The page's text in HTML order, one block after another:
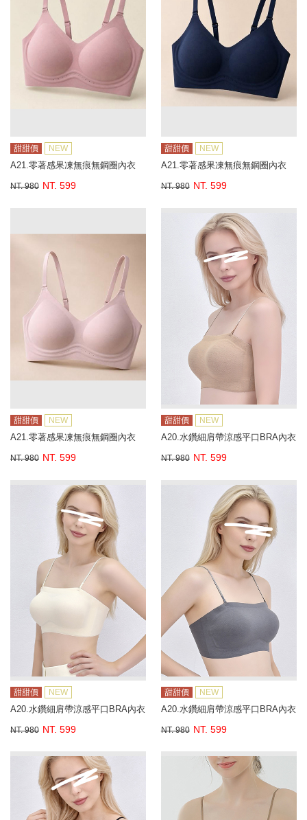
甜甜價 NEW
A21.零著感果凍無痕無鋼圈內衣
NT. 980 NT. 599
甜甜價 NEW
A21.零著感果凍無痕無鋼圈內衣
NT. 980 NT. 599
甜甜價 NEW
A21.零著感果凍無痕無鋼圈內衣
NT. 980 NT. 599
甜甜價 NEW
A20.水鑽細肩帶涼感平口BRA內衣
NT. 980 NT. 599
甜甜價 NEW
A20.水鑽細肩帶涼感平口BRA內衣
NT. 980 NT. 599
甜甜價 NEW
A20.水鑽細肩帶涼感平口BRA內衣
NT. 980 NT. 599